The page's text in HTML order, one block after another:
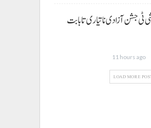
ٹی جشن آزادی نا تیاری تا بابت
11 hours ago
LOAD MORE